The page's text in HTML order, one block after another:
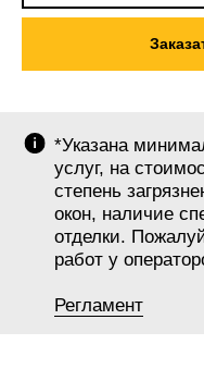
*Указана
услуг, на
степень
окон, наличие
отделки.
работ у
Регламент